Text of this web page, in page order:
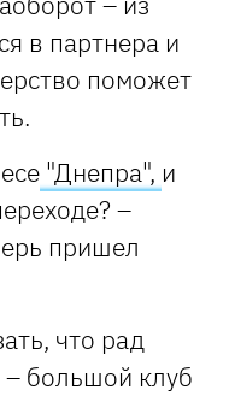
в партнера и
поможет
"Днепра", и
–
пришел
что рад
– большой клуб